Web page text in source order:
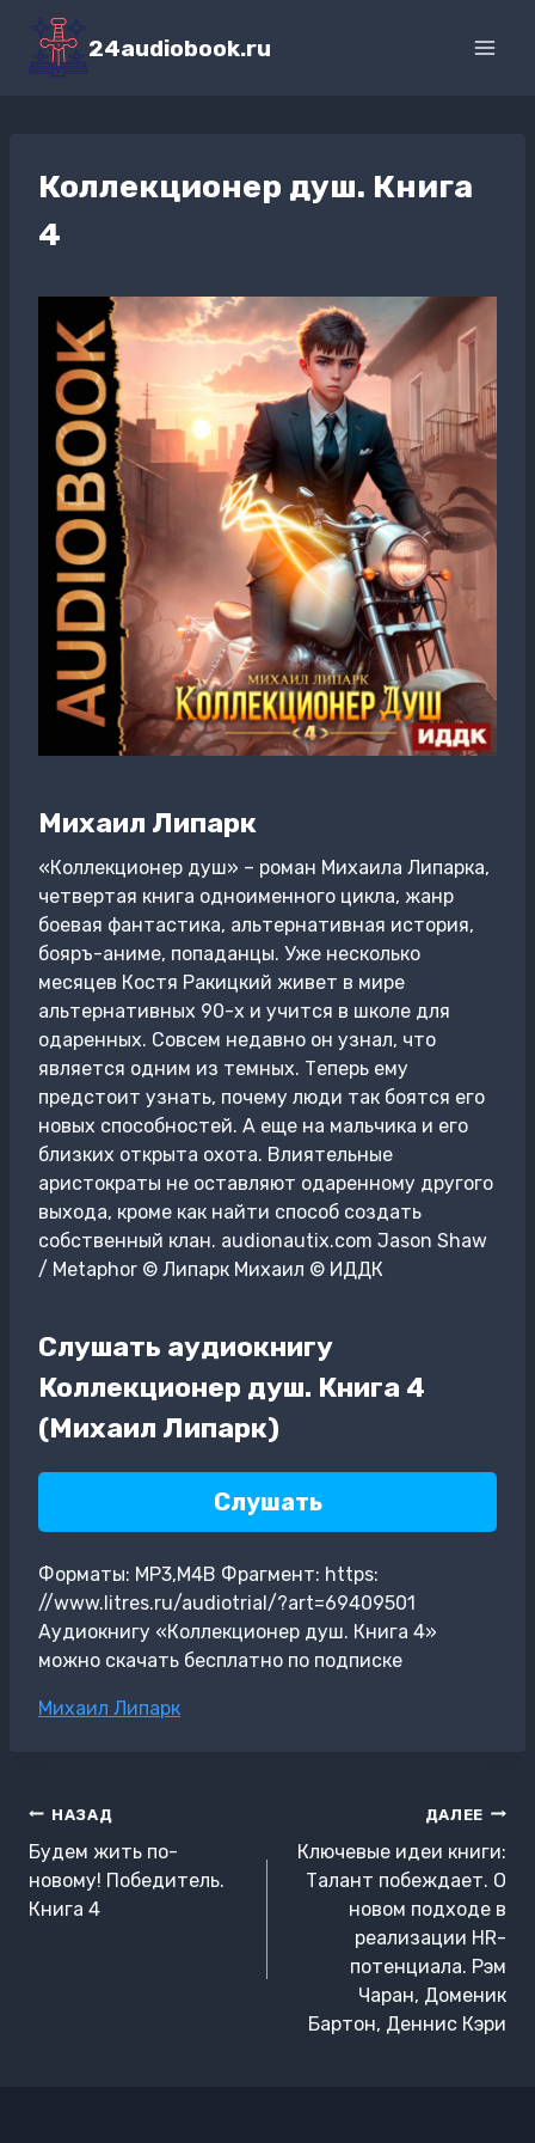
Перейти
содержимому
24audiobook.ru
Коллекционер душ. Книга
4
Михаил Липарк
«Коллекционер душ» – роман Михаила Липарка,
четвертая книга одноименного цикла, жанр
боевая фантастика, альтернативная история,
бояръ-аниме, попаданцы. Уже несколько
месяцев Костя Ракицкий живет в мире
альтернативных 90-х и учится в школе для
одаренных. Совсем недавно он узнал, что
является одним из темных. Теперь ему
предстоит узнать, почему люди так боятся его
новых способностей. А еще на мальчика и его
близких открыта охота. Влиятельные
аристократы не оставляют одаренному другого
выхода, кроме как найти способ создать
собственный клан. audionautix.com Jason Shaw
/ Metaphor © Липарк Михаил © ИДДК
Слушать аудиокнигу
Коллекционер душ. Книга 4
(Михаил Липарк)
Слушать
Форматы: MP3,M4B Фрагмент: https:
//www.litres.ru/audiotrial/?art=69409501
Аудиокнигу «Коллекционер душ. Книга 4»
можно скачать бесплатно по подписке
Метки
Михаил Липарк
Навигация
по
записям
НАЗАД
Будем жить по-
новому! Победитель.
Книга 4
ДАЛЕЕ
Ключевые идеи книги:
Талант побеждает. О
новом подходе в
реализации НR-
потенциала. Рэм
Чаран, Доменик
Бартон, Деннис Кэри